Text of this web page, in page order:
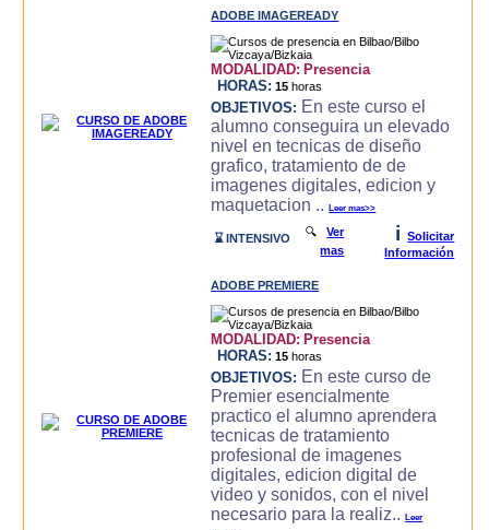
ADOBE IMAGEREADY
MODALIDAD: Presencia
HORAS: 15 horas
OBJETIVOS: En este curso el
alumno conseguira un elevado
nivel en tecnicas de diseño
grafico, tratamiento de de
imagenes digitales, edicion y
maquetacion ..Leer mas>>
⌛ INTENSIVO 🔍Ver
mas
i
Solicitar
Información
ADOBE PREMIERE
MODALIDAD: Presencia
HORAS: 15 horas
OBJETIVOS: En este curso de
Premier esencialmente
practico el alumno aprendera
tecnicas de tratamiento
profesional de imagenes
digitales, edicion digital de
video y sonidos, con el nivel
necesario para la realiz..Leer